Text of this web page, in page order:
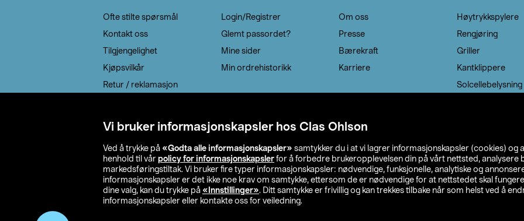
Vi bruker informasjonskapsler hos Clas Ohlson
Ved å trykke på «Godta alle informasjonskapsler» samtykker du i at vi lagrer informasjonskapsler (cookies) og
henhold til vår policy for informasjonskapsler for å forbedre brukeropplevelsen din på vårt nettsted, analysere
markedsføringstiltak. Vi bruker fire typer informasjonskapsler: nødvendige, funksjonelle, analytiske og
informasjonskapsler er det ikke noe krav om samtykke, ettersom de er nødvendige for at nettstedet skal
dine valg, kan du trykke på «Innstillinger». Ditt samtykke er frivillig og kan trekkes tilbake når som helst ved å
informasjonskapsler eller kontakte oss for veiledning.
Ofte stilte spørsmål
Kontakt oss
Tilgjengelighet
Kjøpsvilkår
Retur / reklamasjon
Login/Registrer
Glemt passordet?
Mine sider
Min ordrehistorikk
Om oss
Presse
Bærekraft
Karriere
Høytrykkspylere
Rengjøring
Griller
Kantklippere
Solcellebelysning